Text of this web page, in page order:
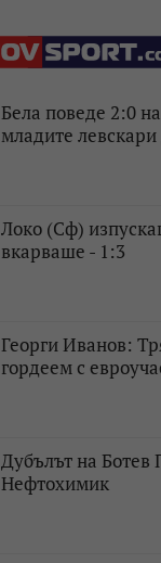
Бела поведе 2:0
младите
Локо (Сф)
вкарваше - 1:3
Георги Иванов:
гордеем с
Дубълът на Ботев
Нефтохимик